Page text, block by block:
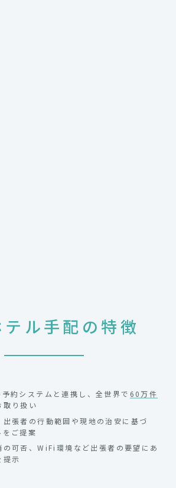
ル手配の特徴
約システムと連携し、全世界で 60万件
取り扱い
張者の行動範囲や現地の治安に基づ
ご提案
の可否、WiFi環境など出張者の要望にあ
提示